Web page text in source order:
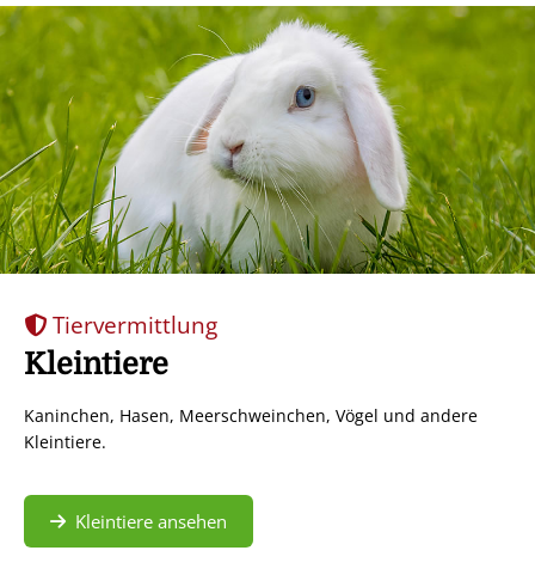
Tiervermittlung
Kleintiere
Kaninchen, Hasen, Meerschweinchen, Vögel und andere
Kleintiere.
Kleintiere ansehen